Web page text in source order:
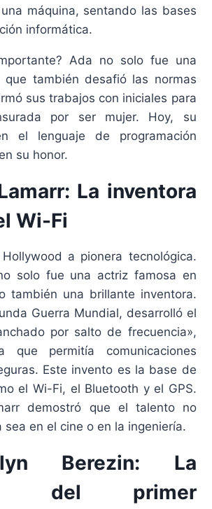
máquina, sentando las bases
informática.
Ada no solo fue una
que también desafió las normas
sus trabajos con iniciales para
por ser mujer. Hoy, su
el lenguaje de programación
su honor.
La inventora
Wi-Fi
a pionera tecnológica.
solo fue una actriz famosa en
también una brillante inventora.
Guerra Mundial, desarrolló el
por salto de frecuencia»,
que permitía comunicaciones
Este invento es la base de
el Wi-Fi, el Bluetooth y el GPS.
demostró que el talento no
sea en el cine o en la ingeniería.
Berezin: La
del primer